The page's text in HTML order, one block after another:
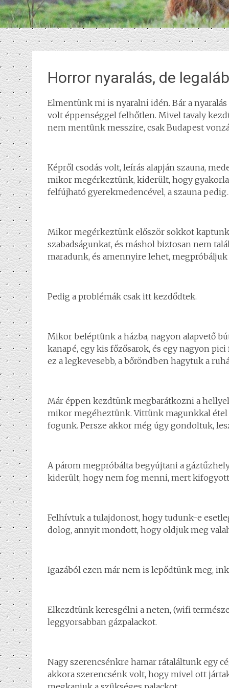
Horror nyaralás, de
Elmentünk mi is nyaralni idén. Bár a
volt éppenséggel felhőtlen. Mivel tavaly
nem mentünk messzire, csak Budapest
Képről csodás volt, leírás alapján szauna,
mikor megérkeztünk, kiderült, hogy
felfújható gyerekmedencével, a szauna
Mikor megérkeztünk először sokkot
szabadságunkat, és máshol biztosan nem
maradunk, és amennyire lehet,
Pedig a problémák csak itt kezdődtek.
Mikor beléptünk a házba, nagyon alapvető
kanapé, egy kis főzősarok, és egy nagyon
ez a legkevesebb, a bőröndben hagytuk a
Már éppen kezdtünk megbarátkozni a
mikor megéheztünk. Vittünk magunkkal
fogunk. Persze akkor még úgy gondoltuk,
A párom megpróbálta begyújtani a
kiderült, hogy nem fog menni, mert kifogyott
Felhívtuk a tulajdonost, hogy tudunk-e
dolog, annyit mondott, hogy oldjuk meg
Igazából ezen már nem is lepődtünk meg,
Elkezdtünk keresgélni a neten, (wifi
leggyorsabban gázpalackot.
Nagy szerencsénkre hamar rátaláltunk egy
akkora szerencsénk volt, hogy mivel ott